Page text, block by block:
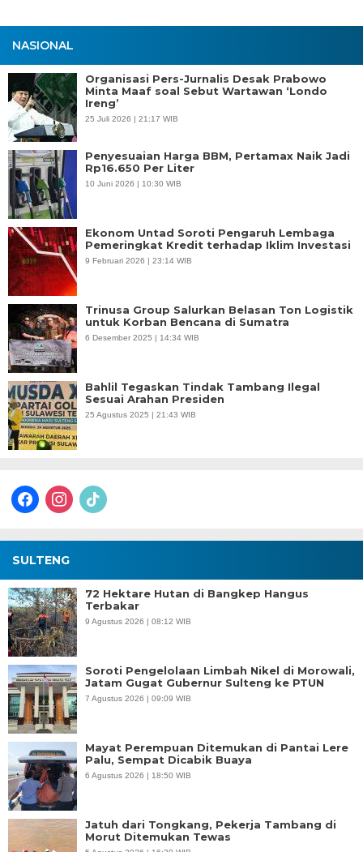
NASIONAL
Organisasi Pers-Jurnalis Desak Prabowo
Minta Maaf soal Sebut Wartawan ‘Londo
Ireng’
25 Juli 2026 | 21:17 WIB
Penyesuaian Harga BBM, Pertamax Naik Jadi
Rp16.650 Per Liter
10 Juni 2026 | 10:30 WIB
Ekonom Untad Soroti Pengaruh Lembaga
Pemeringkat Kredit terhadap Iklim Investasi
9 Februari 2026 | 23:14 WIB
Trinusa Group Salurkan Belasan Ton Logistik
untuk Korban Bencana di Sumatra
6 Desember 2025 | 14:34 WIB
Bahlil Tegaskan Tindak Tambang Ilegal
Sesuai Arahan Presiden
25 Agustus 2025 | 21:43 WIB
facebookinstagram
tiktok
SULTENG
72 Hektare Hutan di Bangkep Hangus
Terbakar
9 Agustus 2026 | 08:12 WIB
Soroti Pengelolaan Limbah Nikel di Morowali,
Jatam Gugat Gubernur Sulteng ke PTUN
7 Agustus 2026 | 09:09 WIB
Mayat Perempuan Ditemukan di Pantai Lere
Palu, Sempat Dicabik Buaya
6 Agustus 2026 | 18:50 WIB
Jatuh dari Tongkang, Pekerja Tambang di
Morut Ditemukan Tewas